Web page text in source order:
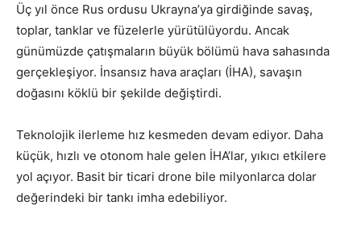
Üç yıl önce Rus ordusu Ukrayna’ya girdiğinde savaş,
toplar, tanklar ve füzelerle yürütülüyordu. Ancak
günümüzde çatışmaların büyük bölümü hava sahasında
gerçekleşiyor. İnsansız hava araçları (İHA), savaşın
doğasını köklü bir şekilde değiştirdi.
Teknolojik ilerleme hız kesmeden devam ediyor. Daha
küçük, hızlı ve otonom hale gelen İHA’lar, yıkıcı etkilere
yol açıyor. Basit bir ticari drone bile milyonlarca dolar
değerindeki bir tankı imha edebiliyor.